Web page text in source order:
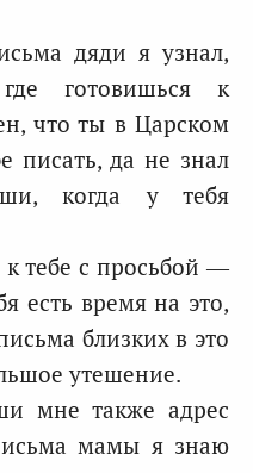
дяди я узнал,
готовишься к
что ты в Царском
писать, да не знал
когда у тебя
тебе с просьбой —
есть время на это,
близких в это
утешение.
мне также адрес
мамы я знаю